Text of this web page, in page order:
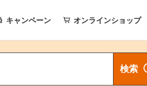
キャンペーン オンラインショップ
検索